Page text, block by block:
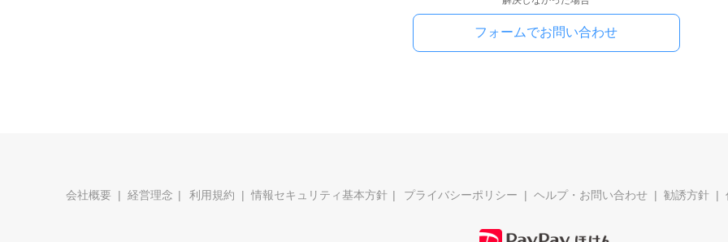
フォームでお問い合わせ
会社概要 経営理念 利用規約 情報セキュリティ基本方針 プライバシーポリシー ヘルプ・お問い合わせ 勧誘方針